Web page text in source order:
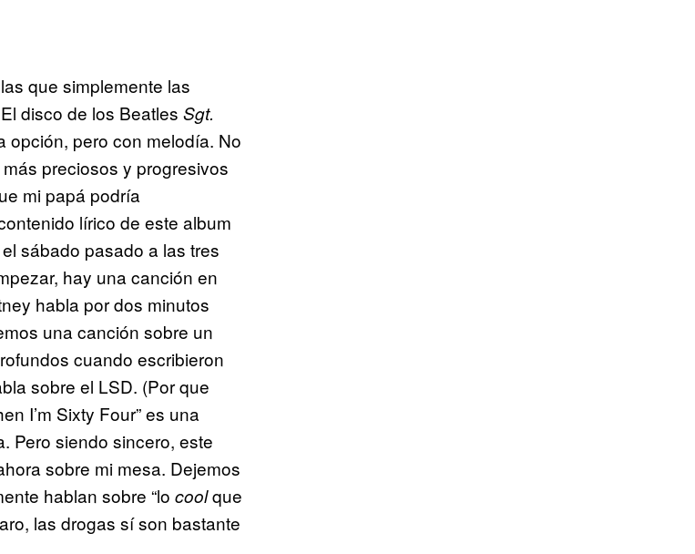
que simplemente las
disco de los Beatles Sgt.
opción, pero con melodía. No
preciosos y progresivos
mi papá podría
lírico de este album
sábado pasado a las tres
hay una canción en
habla por dos minutos
una canción sobre un
cuando escribieron
sobre el LSD. (Por que
I’m Sixty Four” es una
Pero siendo sincero, este
sobre mi mesa. Dejemos
hablan sobre “lo coolque
las drogas sí son bastante